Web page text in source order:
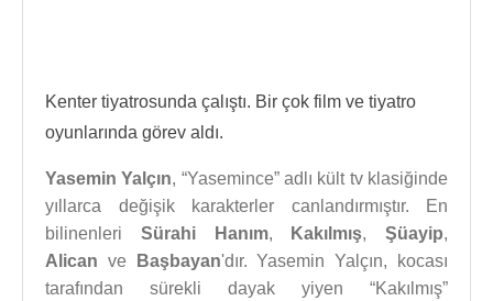
Kenter tiyatrosunda çalıştı. Bir çok film ve tiyatro
oyunlarında görev aldı.
Yasemin Yalçın, “Yasemince” adlı kült tv klasiğinde
yıllarca değişik karakterler canlandırmıştır. En
bilinenleri Sürahi Hanım, Kakılmış, Şüayip,
Alican ve Başbayan'dır. Yasemin Yalçın, kocası
tarafından sürekli dayak yiyen “Kakılmış”